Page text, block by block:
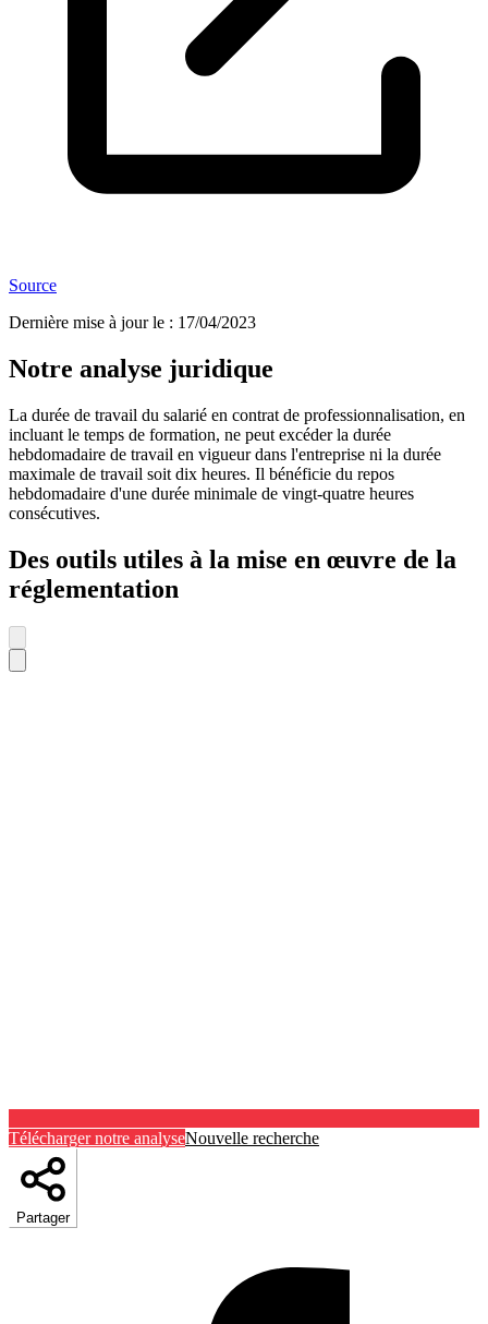
Source
Dernière mise à jour le : 17/04/2023
Notre analyse juridique
La durée de travail du salarié en contrat de professionnalisation, en
incluant le temps de formation, ne peut excéder la durée
hebdomadaire de travail en vigueur dans l'entreprise ni la durée
maximale de travail soit dix heures. Il bénéficie du repos
hebdomadaire d'une durée minimale de vingt-quatre heures
consécutives.
Des outils utiles à la mise en œuvre de la
réglementation
Télécharger notre analyseNouvelle recherche
Partager